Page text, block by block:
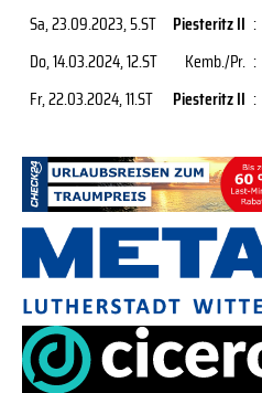
Sa, 23.09.2023, 5.ST Piesteritz II :
Do, 14.03.2024, 12.ST Kemb./Pr. :
Fr, 22.03.2024, 11.ST Piesteritz II :